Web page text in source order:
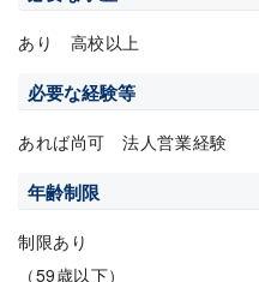
あり 高校以上
必要な経験等
あれば尚可 法人営業経験
年齢制限
制限あり
（59歳以下）